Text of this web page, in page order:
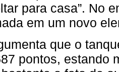
para casa”. No
em um novo
que o
pontos, estando